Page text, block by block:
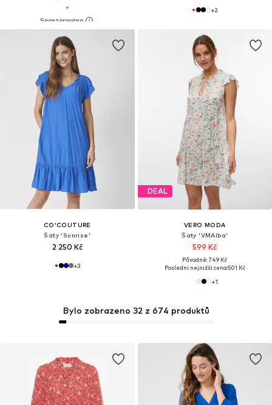
+2
CO'COUTURE
Šaty 'Sunrise'
2 250 Kč
+3
DEAL
VERO MODA
Šaty 'VMAlba'
599 Kč
Původně: 749 Kč
Poslední nejnižší cena:501 Kč
+1
Bylo zobrazeno 32 z 674 produktů